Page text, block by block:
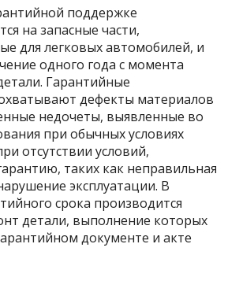
поддержке
на запасные части,
для легковых автомобилей, и
одного года с момента
Гарантийные
дефекты материалов
недочеты, выявленные во
при обычных условиях
отсутствии условий,
таких как неправильная
эксплуатации. В
срока производится
детали, выполнение которых
документе и акте